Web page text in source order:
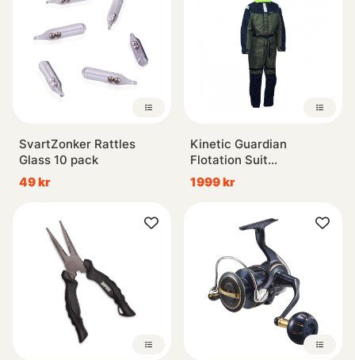
SvartZonker Rattles
Glass 10 pack
49 kr
Kinetic Guardian
Flotation Suit
Olive/Black
1999 kr